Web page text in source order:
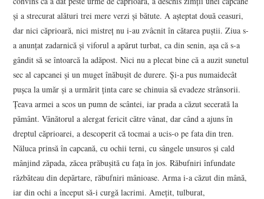
și a strecurat alături trei mere verzi și bătute. A așteptat două ceasuri,
dar nici căprioară, nici mistreț nu i-au zvâcnit în cătarea puștii. Ziua s-
a anunțat zadarnică și viforul a apărut turbat, ca din senin, așa că s-a
gândit să se întoarcă la adăpost. Nici nu a plecat bine că a auzit sunetul
sec al capcanei și un muget înăbușit de durere. Și-a pus numaidecât
pușca la umăr și a urmărit ținta care se chinuia să evadeze strânsorii.
Țeava armei a scos un pumn de scântei, iar prada a căzut secerată la
pământ. Vânătorul a alergat fericit către vânat, dar când a ajuns în
dreptul căprioarei, a descoperit că tocmai a ucis-o pe fata din tren.
Năluca prinsă în capcană, cu ochii terni, cu sângele unsuros și cald
mânjind zăpada, zăcea prăbușită cu fața în jos. Răbufniri înfundate
răzbăteau din depărtare, răbufniri mânioase. Arma i-a căzut din mână,
iar din ochi a început să-i curgă lacrimi. Amețit, tulburat,